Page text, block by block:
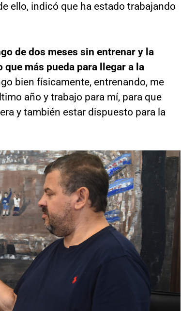
ello, indicó que ha estado trabajando
de dos meses sin entrenar y la
más pueda para llegar a la
bien físicamente, entrenando, me
año y trabajo para mí, para que
y también estar dispuesto para la